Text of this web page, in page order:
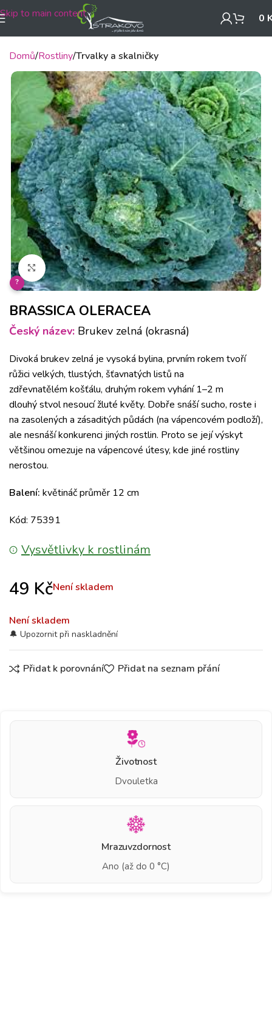
Skip to main content 0
Domů Rostliny Trvalky a skalničky
Klikněte pro zvětšení
?
BRASSICA OLERACEA
Český název: Brukev zelná (okrasná)
Divoká brukev zelná je vysoká bylina, prvním rokem tvoří
růžici velkých, tlustých, šťavnatých listů na
zdřevnatělém košťálu, druhým rokem vyhání 1–2 m
dlouhý stvol nesoucí žluté květy. Dobře snáší sucho, roste i
na zasolených a zásaditých půdách (na vápencovém podloží),
ale nesnáší konkurenci jiných rostlin. Proto se její výskyt
většinou omezuje na vápencové útesy, kde jiné rostliny
nerostou.
Balení: květináč průměr 12 cm
Kód: 75391
Vysvětlivky k rostlinám
49 KčNení skladem
Není skladem
Přidat k porovnání Přidat na seznam přání
Životnost
Dvouletka
Mrazuvzdornost
Ano (až do 0 °C)